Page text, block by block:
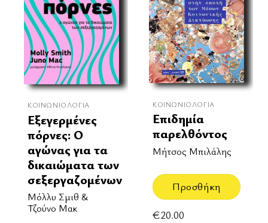
ΚΟΙΝΩΝΙΟΛΟΓΊΑ
Εξεγερμένες
πόρνες: Ο
αγώνας για τα
δικαιώματα των
σεξεργαζομένων
Μόλλυ Σμιθ &
Τζούνο Μακ
ΚΟΙΝΩΝΙΟΛΟΓΊΑ
Επιδημία
παρελθόντος
Μήτσος Μπιλάλης
Προσθήκη
€20.00